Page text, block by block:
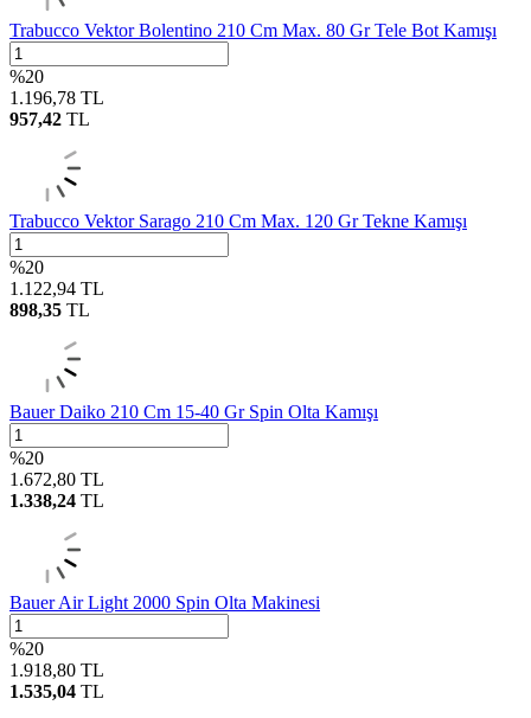
Trabucco Vektor Bolentino 210 Cm Max. 80 Gr Tele Bot Kamışı
%20
1.196,78 TL
957,42 TL
Trabucco Vektor Sarago 210 Cm Max. 120 Gr Tekne Kamışı
%20
1.122,94 TL
898,35 TL
Bauer Daiko 210 Cm 15-40 Gr Spin Olta Kamışı
%20
1.672,80 TL
1.338,24 TL
Bauer Air Light 2000 Spin Olta Makinesi
%20
1.918,80 TL
1.535,04 TL